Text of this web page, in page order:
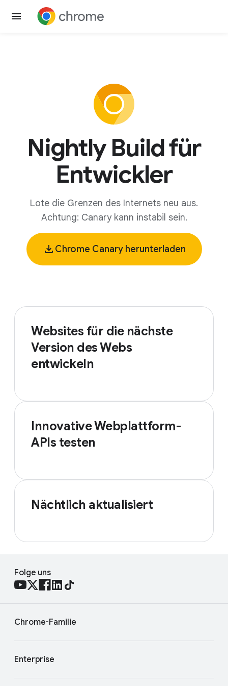
Nightly Build für
Entwickler
Lote die Grenzen des Internets neu aus.
Achtung: Canary kann instabil sein.
Chrome Canary herunterladen
Websites für die nächste
Version des Webs
entwickeln
Innovative Webplattform-
APIs testen
Nächtlich aktualisiert
Folge uns
Chrome-Familie
Enterprise